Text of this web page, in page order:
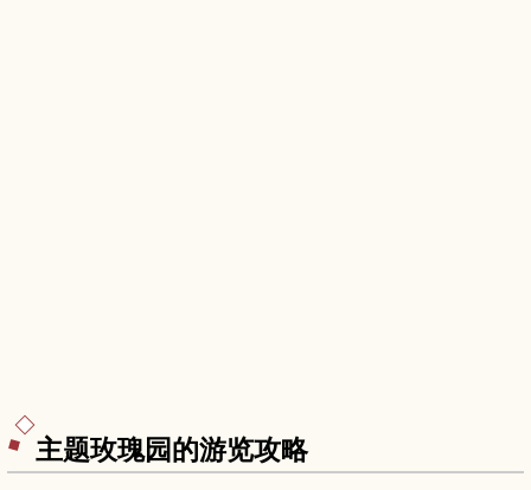
主题玫瑰园的游览攻略